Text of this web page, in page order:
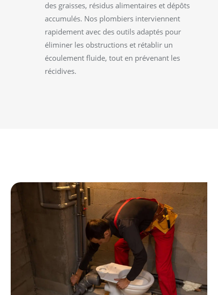
des graisses, résidus alimentaires et dépôts
accumulés. Nos plombiers interviennent
rapidement avec des outils adaptés pour
éliminer les obstructions et rétablir un
écoulement fluide, tout en prévenant les
récidives.